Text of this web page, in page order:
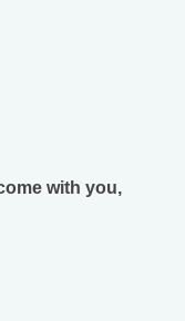
with you,